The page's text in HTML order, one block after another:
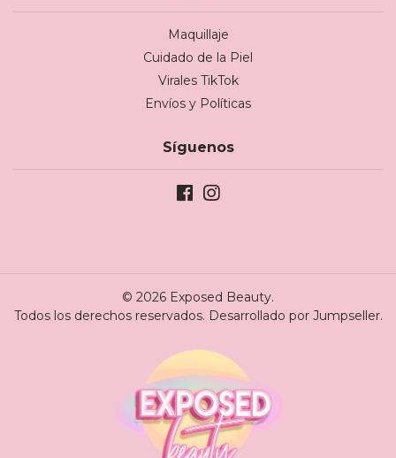
Maquillaje
Cuidado de la Piel
Virales TikTok
Envíos y Políticas
Síguenos
© 2026 Exposed Beauty.
Todos los derechos reservados. Desarrollado por Jumpseller.